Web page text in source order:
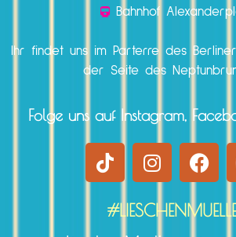
Bahnhof
Ihr findet uns im Parterre des
der Seite des
Folge uns auf Instagram,